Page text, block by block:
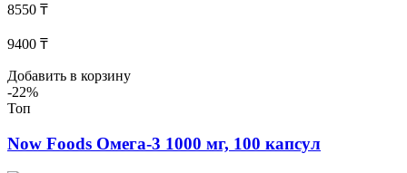
8550 ₸
9400 ₸
Добавить в корзину
-22%
Топ
Now Foods Омега-3 1000 мг, 100 капсул